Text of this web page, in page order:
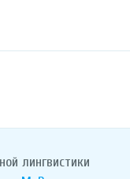
лингвистики